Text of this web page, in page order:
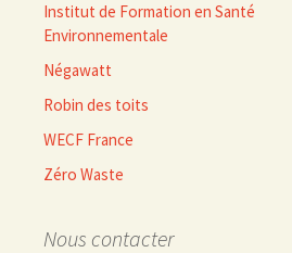
Institut de Formation en Santé
Environnementale
Négawatt
Robin des toits
WECF France
Zéro Waste
Nous contacter